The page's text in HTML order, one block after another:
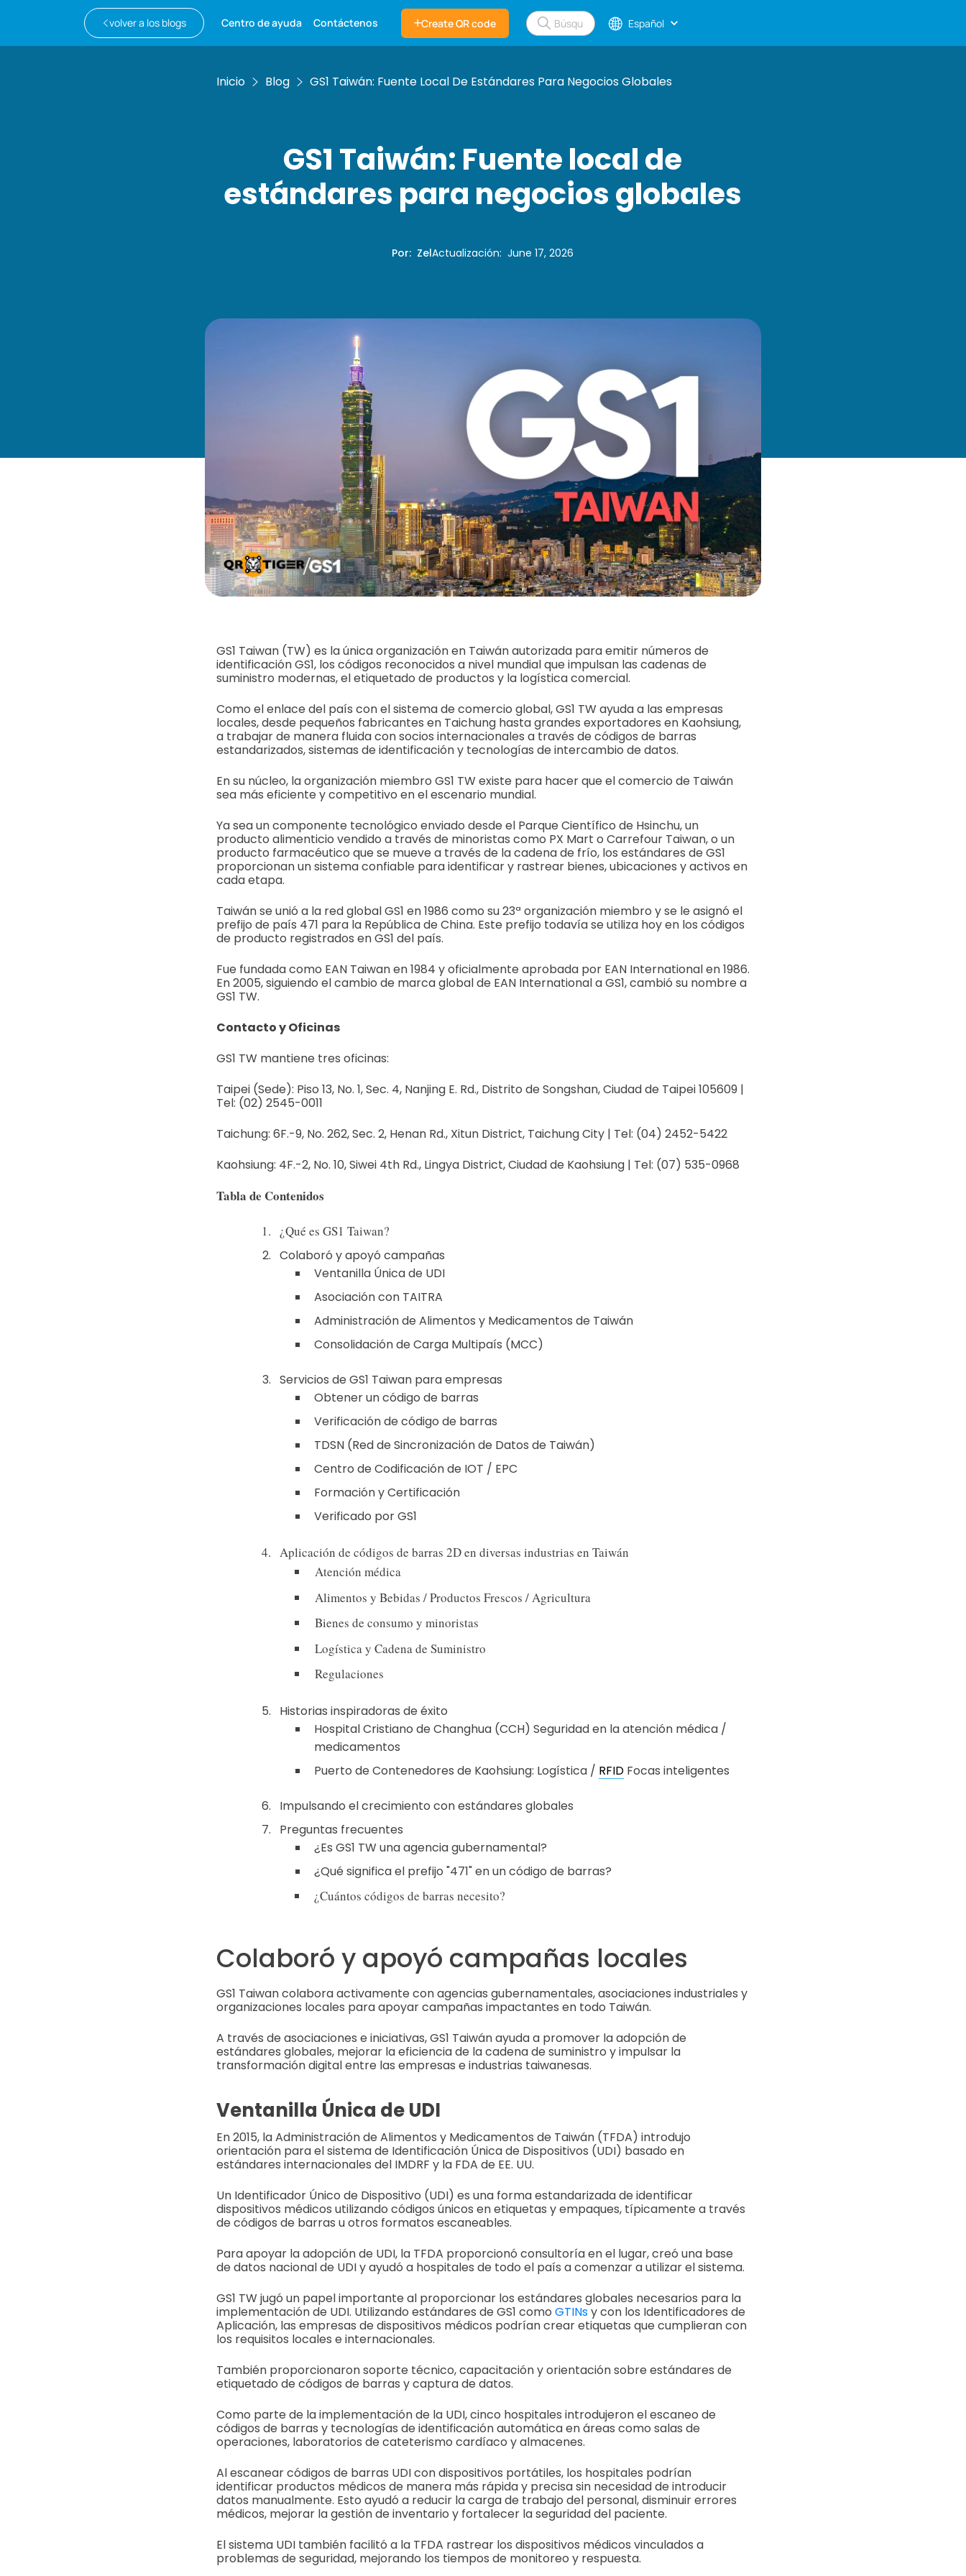
volver a los blogs Centro de ayuda Contáctenos Create QR code Español
Inicio Blog GS1 Taiwán: Fuente Local De Estándares Para Negocios Globales
GS1 Taiwán: Fuente local de
estándares para negocios globales
Por: ZelActualización:June 17, 2026
GS1 Taiwan (TW) es la única organización en Taiwán autorizada para emitir números de
identificación GS1, los códigos reconocidos a nivel mundial que impulsan las cadenas de
suministro modernas, el etiquetado de productos y la logística comercial.
Como el enlace del país con el sistema de comercio global, GS1 TW ayuda a las empresas
locales, desde pequeños fabricantes en Taichung hasta grandes exportadores en Kaohsiung,
a trabajar de manera fluida con socios internacionales a través de códigos de barras
estandarizados, sistemas de identificación y tecnologías de intercambio de datos.
En su núcleo, la organización miembro GS1 TW existe para hacer que el comercio de Taiwán
sea más eficiente y competitivo en el escenario mundial.
Ya sea un componente tecnológico enviado desde el Parque Científico de Hsinchu, un
producto alimenticio vendido a través de minoristas como PX Mart o Carrefour Taiwan, o un
producto farmacéutico que se mueve a través de la cadena de frío, los estándares de GS1
proporcionan un sistema confiable para identificar y rastrear bienes, ubicaciones y activos en
cada etapa.
Taiwán se unió a la red global GS1 en 1986 como su 23ª organización miembro y se le asignó el
prefijo de país 471 para la República de China. Este prefijo todavía se utiliza hoy en los códigos
de producto registrados en GS1 del país.
Fue fundada como EAN Taiwan en 1984 y oficialmente aprobada por EAN International en 1986.
En 2005, siguiendo el cambio de marca global de EAN International a GS1, cambió su nombre a
GS1 TW.
Contacto y Oficinas
GS1 TW mantiene tres oficinas:
Taipei (Sede): Piso 13, No. 1, Sec. 4, Nanjing E. Rd., Distrito de Songshan, Ciudad de Taipei 105609 |
Tel: (02) 2545-0011
Taichung: 6F.-9, No. 262, Sec. 2, Henan Rd., Xitun District, Taichung City | Tel: (04) 2452-5422
Kaohsiung: 4F.-2, No. 10, Siwei 4th Rd., Lingya District, Ciudad de Kaohsiung | Tel: (07) 535-0968
Tabla de Contenidos
¿Qué es GS1 Taiwan?
Colaboró y apoyó campañas
Ventanilla Única de UDI
Asociación con TAITRA
Administración de Alimentos y Medicamentos de Taiwán
Consolidación de Carga Multipaís (MCC)
Servicios de GS1 Taiwan para empresas
Obtener un código de barras
Verificación de código de barras
TDSN (Red de Sincronización de Datos de Taiwán)
Centro de Codificación de IOT / EPC
Formación y Certificación
Verificado por GS1
Aplicación de códigos de barras 2D en diversas industrias en Taiwán
Atención médica
Alimentos y Bebidas / Productos Frescos / Agricultura
Bienes de consumo y minoristas
Logística y Cadena de Suministro
Regulaciones
Historias inspiradoras de éxito
Hospital Cristiano de Changhua (CCH) Seguridad en la atención médica /
medicamentos
Puerto de Contenedores de Kaohsiung: Logística / RFIDFocas inteligentes
Impulsando el crecimiento con estándares globales
Preguntas frecuentes
¿Es GS1 TW una agencia gubernamental?
¿Qué significa el prefijo "471" en un código de barras?
¿Cuántos códigos de barras necesito?
Colaboró y apoyó campañas locales
GS1 Taiwan colabora activamente con agencias gubernamentales, asociaciones industriales y
organizaciones locales para apoyar campañas impactantes en todo Taiwán.
A través de asociaciones e iniciativas, GS1 Taiwán ayuda a promover la adopción de
estándares globales, mejorar la eficiencia de la cadena de suministro y impulsar la
transformación digital entre las empresas e industrias taiwanesas.
Ventanilla Única de UDI
En 2015, la Administración de Alimentos y Medicamentos de Taiwán (TFDA) introdujo
orientación para el sistema de Identificación Única de Dispositivos (UDI) basado en
estándares internacionales del IMDRF y la FDA de EE. UU.
Un Identificador Único de Dispositivo (UDI) es una forma estandarizada de identificar
dispositivos médicos utilizando códigos únicos en etiquetas y empaques, típicamente a través
de códigos de barras u otros formatos escaneables.
Para apoyar la adopción de UDI, la TFDA proporcionó consultoría en el lugar, creó una base
de datos nacional de UDI y ayudó a hospitales de todo el país a comenzar a utilizar el sistema.
GS1 TW jugó un papel importante al proporcionar los estándares globales necesarios para la
implementación de UDI. Utilizando estándares de GS1 como GTINsy con los Identificadores de
Aplicación, las empresas de dispositivos médicos podrían crear etiquetas que cumplieran con
los requisitos locales e internacionales.
También proporcionaron soporte técnico, capacitación y orientación sobre estándares de
etiquetado de códigos de barras y captura de datos.
Como parte de la implementación de la UDI, cinco hospitales introdujeron el escaneo de
códigos de barras y tecnologías de identificación automática en áreas como salas de
operaciones, laboratorios de cateterismo cardíaco y almacenes.
Al escanear códigos de barras UDI con dispositivos portátiles, los hospitales podrían
identificar productos médicos de manera más rápida y precisa sin necesidad de introducir
datos manualmente. Esto ayudó a reducir la carga de trabajo del personal, disminuir errores
médicos, mejorar la gestión de inventario y fortalecer la seguridad del paciente.
El sistema UDI también facilitó a la TFDA rastrear los dispositivos médicos vinculados a
problemas de seguridad, mejorando los tiempos de monitoreo y respuesta.